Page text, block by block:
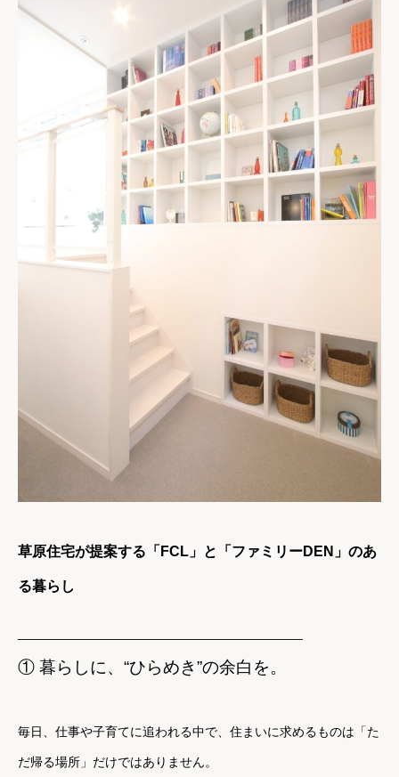
草原住宅が提案する「FCL」と「ファミリーDEN」のあ
る暮らし
① 暮らしに、“ひらめき”の余白を。
毎日、仕事や子育てに追われる中で、住まいに求めるものは「た
だ帰る場所」だけではありません。